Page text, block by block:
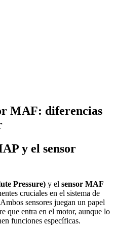
MAF: diferencias
y el sensor
Pressure) y el sensor MAF
cruciales en el sistema de
sensores juegan un papel
que entra en el motor, aunque lo
funciones específicas.